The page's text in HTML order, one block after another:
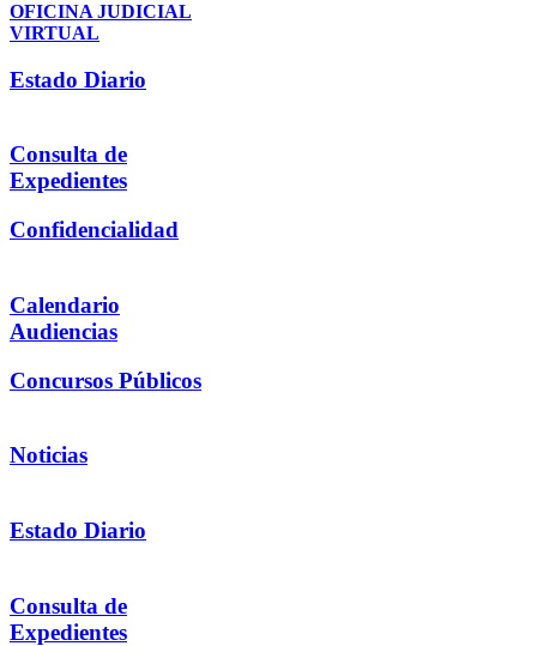
OFICINA JUDICIAL
VIRTUAL
Estado Diario
Consulta de
Expedientes
Confidencialidad
Calendario
Audiencias
Concursos Públicos
Noticias
Estado Diario
Consulta de
Expedientes